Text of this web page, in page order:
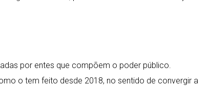
por entes que compõem o poder público.
o tem feito desde 2018, no sentido de convergir a